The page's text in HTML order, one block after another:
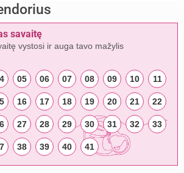
savaitę
vystosi ir auga tavo mažylis
05 06 07 08 09 10 11
16 17 18 19 20 21 22
27 28 29 30 31 32 33
38 39 40 41